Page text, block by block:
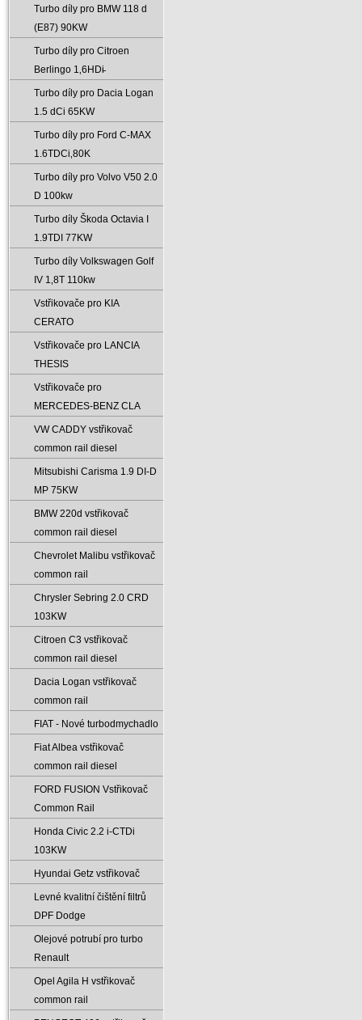
Turbo díly pro BMW 118 d
(E87) 90KW
Turbo díly pro Citroen
Berlingo 1‚6HDi̵
Turbo díly pro Dacia Logan
1.5 dCi 65KW
Turbo díly pro Ford C-MAX
1.6TDCi‚80K
Turbo díly pro Volvo V50 2.0
D 100kw
Turbo díly Škoda Octavia I
1.9TDI 77KW
Turbo díly Volkswagen Golf
IV 1‚8T 110kw
Vstřikovače pro KIA
CERATO
Vstřikovače pro LANCIA
THESIS
Vstřikovače pro
MERCEDES-BENZ CLA
VW CADDY vstřikovač
common rail diesel
Mitsubishi Carisma 1.9 DI-D
MP 75KW
BMW 220d vstřikovač
common rail diesel
Chevrolet Malibu vstřikovač
common rail
Chrysler Sebring 2.0 CRD
103KW
Citroen C3 vstřikovač
common rail diesel
Dacia Logan vstřikovač
common rail
FIAT - Nové turbodmychadlo
Fiat Albea vstřikovač
common rail diesel
FORD FUSION Vstřikovač
Common Rail
Honda Civic 2.2 i-CTDi
103KW
Hyundai Getz vstřikovač
Levné kvalitní čištění filtrů
DPF Dodge
Olejové potrubí pro turbo
Renault
Opel Agila H vstřikovač
common rail